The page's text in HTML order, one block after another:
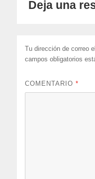
Deja una
Tu dirección de correo
campos obligatorios
COMENTARIO*